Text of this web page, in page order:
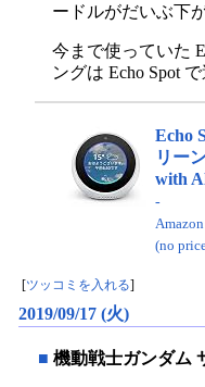
ードルがだいぶ下
今まで使っていた
ングは Echo Spot
Echo
リー
with
-
Amazon
(no
[ツッコミを入れる]
2019/09/17 (火)
■ 機動戦士ガンダム